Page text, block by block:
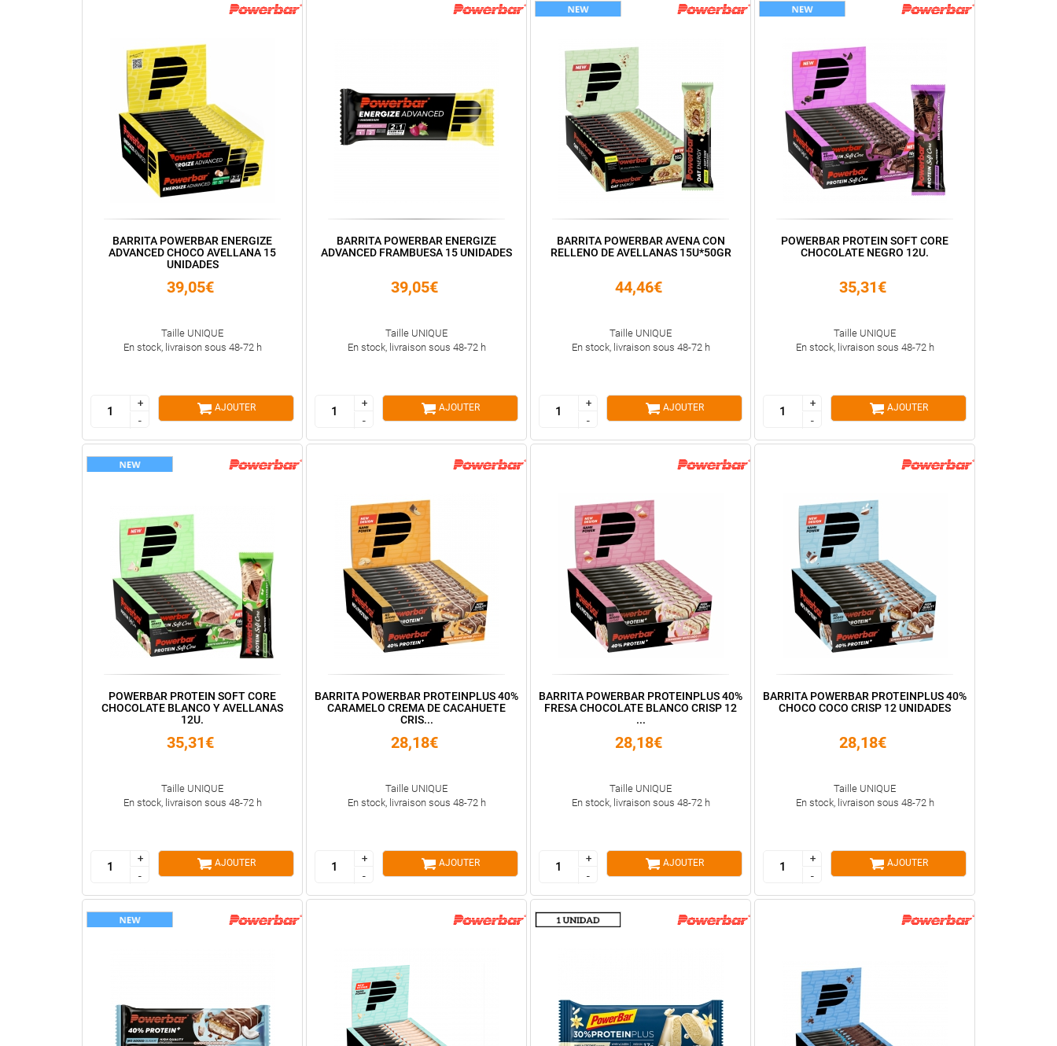
BARRITA POWERBAR ENERGIZE
ADVANCED CHOCO AVELLANA 15
UNIDADES
39,05€
Taille UNIQUE
En stock, livraison sous 48-72 h
+
-
+
-
AJOUTER
BARRITA POWERBAR ENERGIZE
ADVANCED FRAMBUESA 15 UNIDADES
39,05€
Taille UNIQUE
En stock, livraison sous 48-72 h
+
-
+
-
AJOUTER
BARRITA POWERBAR AVENA CON
RELLENO DE AVELLANAS 15U*50GR
44,46€
Taille UNIQUE
En stock, livraison sous 48-72 h
+
-
+
-
AJOUTER
POWERBAR PROTEIN SOFT CORE
CHOCOLATE NEGRO 12U.
35,31€
Taille UNIQUE
En stock, livraison sous 48-72 h
+
-
+
-
AJOUTER
POWERBAR PROTEIN SOFT CORE
CHOCOLATE BLANCO Y AVELLANAS
12U.
35,31€
Taille UNIQUE
En stock, livraison sous 48-72 h
+
-
+
-
AJOUTER
BARRITA POWERBAR PROTEINPLUS 40%
CARAMELO CREMA DE CACAHUETE
CRIS...
28,18€
Taille UNIQUE
En stock, livraison sous 48-72 h
+
-
+
-
AJOUTER
BARRITA POWERBAR PROTEINPLUS 40%
FRESA CHOCOLATE BLANCO CRISP 12
...
28,18€
Taille UNIQUE
En stock, livraison sous 48-72 h
+
-
+
-
AJOUTER
BARRITA POWERBAR PROTEINPLUS 40%
CHOCO COCO CRISP 12 UNIDADES
28,18€
Taille UNIQUE
En stock, livraison sous 48-72 h
+
-
+
-
AJOUTER